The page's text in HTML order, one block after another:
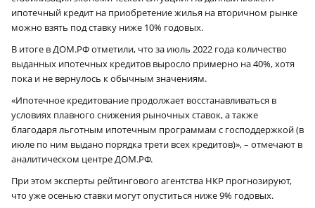
ипотечный кредит на приобретение жилья на вторичном рынке
можно взять под ставку ниже 10% годовых.
В итоге в ДОМ.РФ отметили, что за июль 2022 года количество
выданных ипотечных кредитов выросло примерно на 40%, хотя
пока и не вернулось к обычным значениям.
«Ипотечное кредитование продолжает восстанавливаться в
условиях плавного снижения рыночных ставок, а также
благодаря льготным ипотечным программам с господдержкой (в
июле по ним выдано порядка трети всех кредитов)», – отмечают в
аналитическом центре ДОМ.РФ.
При этом эксперты рейтингового агентства НКР прогнозируют,
что уже осенью ставки могут опуститься ниже 9% годовых.